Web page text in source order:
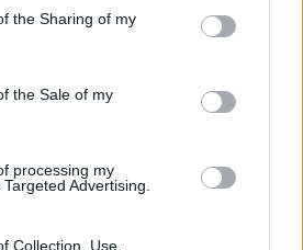
the Sharing of my
the Sale of my
processing my
Advertising.
Collection, Use,
Renginiai
Kilus pasipiktinimui dėl
koncerte – organizatorių